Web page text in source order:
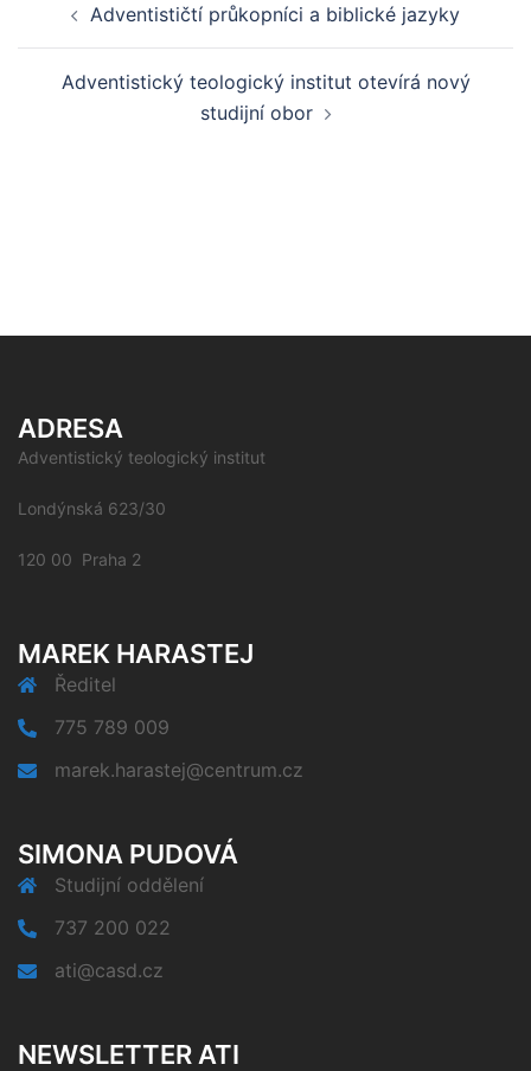
navigation
Adventističtí průkopníci a biblické jazyky
Adventistický teologický institut otevírá nový
studijní obor
ADRESA
Adventistický teologický institut
Londýnská 623/30
120 00 Praha 2
MAREK HARASTEJ
Ředitel
775 789 009
marek.harastej@centrum.cz
SIMONA PUDOVÁ
Studijní oddělení
737 200 022
ati@casd.cz
NEWSLETTER ATI